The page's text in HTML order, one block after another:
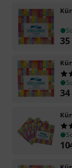
35
34